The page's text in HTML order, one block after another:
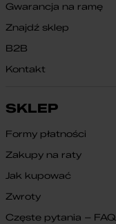
Gwarancja na ramę
Znajdź sklep
B2B
Kontakt
SKLEP
Formy płatności
Zakupy na raty
Jak kupować
Zwroty
Częste pytania – FAQ